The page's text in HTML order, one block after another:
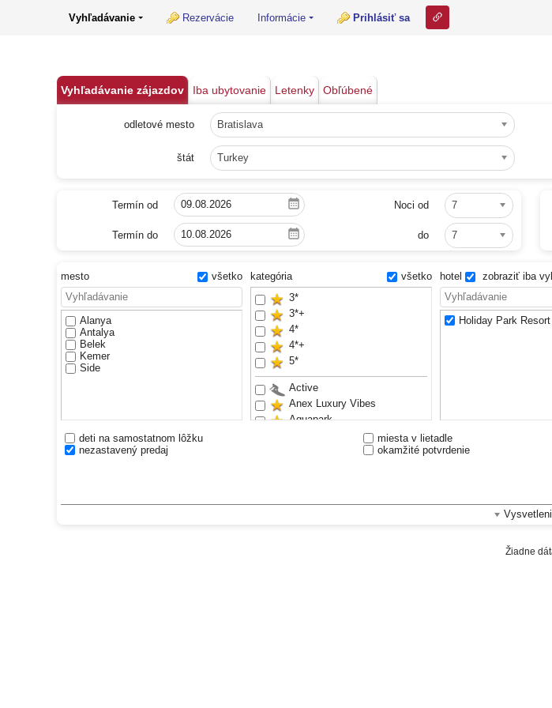
Vyhľadávanie Rezervácie Informácie Prihlásiť sa
Vyhľadávanie zájazdov Iba ubytovanie Letenky Obľúbené
odletové mesto Bratislava
štát Turkey
Termín od Noci od 7
Termín do do 7
mesto všetko
Alanya
Antalya
Belek
Kemer
Side
kategória
všetko
3*
3*+
4*
4*+
5*
Active
Anex Luxury Vibes
Aquapark
hotel zobraziť iba
Holiday Park
deti na samostatnom lôžku miesta v lietadle
nezastavený predaj
okamžité potvrdenie
Žiadne